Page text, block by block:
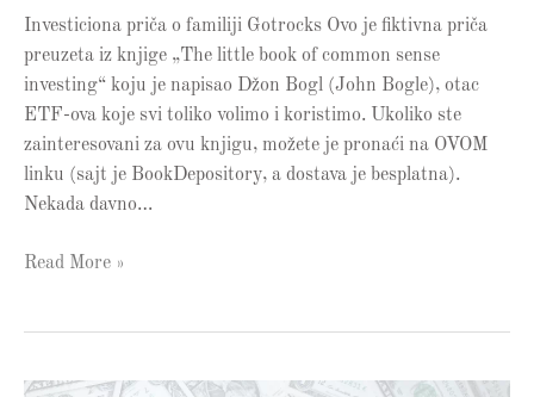
Investiciona priča o familiji Gotrocks Ovo je fiktivna priča
preuzeta iz knjige „The little book of common sense
investing“ koju je napisao Džon Bogl (John Bogle), otac
ETF-ova koje svi toliko volimo i koristimo. Ukoliko ste
zainteresovani za ovu knjigu, možete je pronaći na OVOM
linku (sajt je BookDepository, a dostava je besplatna).
Nekada davno…
Read More »